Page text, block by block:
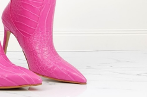
с кроко принт- Larisa
credit institutions
е с информационна цел.
си с бутона "Добави в
ще можете да изберете броя